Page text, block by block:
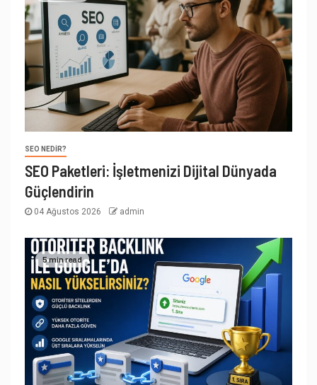
SEO NEDIR?
SEO Paketleri: İşletmenizi Dijital Dünyada
Güçlendirin
04 Ağustos 2026 admin
5 min read